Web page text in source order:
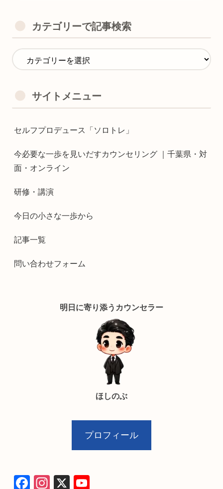
カテゴリーで記事検索
サイトメニュー
セルフプロデュース「ソロトレ」
今必要な一歩を見いだすカウンセリング ｜千葉県・対
面・オンライン
研修・講演
今日の小さな一歩から
記事一覧
問い合わせフォーム
明日に寄り添うカウンセラー
ほしのぶ
プロフィール
F
In
X